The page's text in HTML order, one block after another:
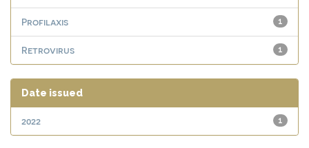
1
Profilaxis
1
Retrovirus
Date issued
1
2022